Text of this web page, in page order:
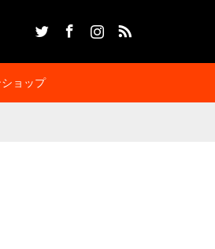
ョップ